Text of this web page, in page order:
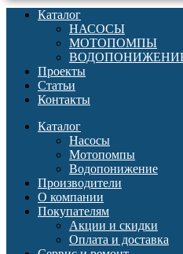
Каталог
НАСОСЫ
МОТОПОМПЫ
Проекты
Статьи
Контакты
Каталог
Насосы
Мотопомпы
Водопонижение
Производители
О компании
Покупателям
Акции и скидки
Оплата и доставка